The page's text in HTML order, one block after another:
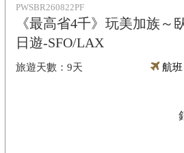
PWSBR260822PF
《最高省4千》玩美加族～
日遊-SFO/LAX
9天 航班